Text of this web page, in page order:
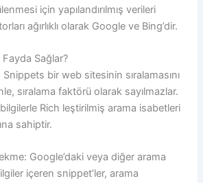
için yapılandırılmış verileri
ağırlıklı olarak Google ve Bing’dir.
Fayda Sağlar?
Snippets bir web sitesinin sıralamasını
sıralama faktörü olarak sayılmazlar.
Rich leştirilmiş arama isabetleri
sahiptir.
Google’daki veya diğer arama
içeren snippet’ler, arama